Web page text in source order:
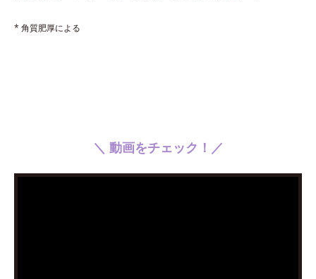
* 角質肥厚による
＼ 動画をチェック！／